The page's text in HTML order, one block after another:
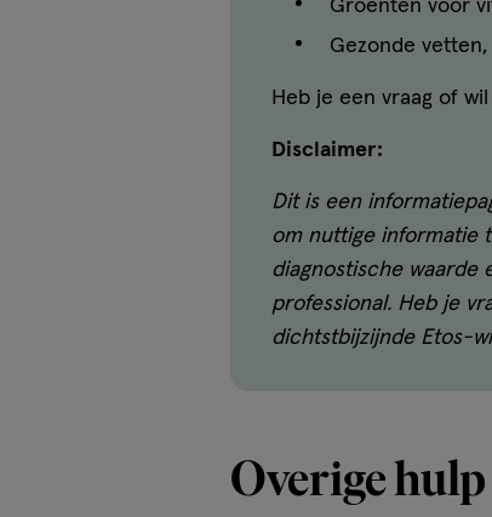
Groenten voor
Gezonde
Heb je een vraag of
Disclaimer:
Dit is een
om nuttige informatie
diagnostische waarde
professional. Heb je
dichtstbijzijnde Etos-
Overige hulp